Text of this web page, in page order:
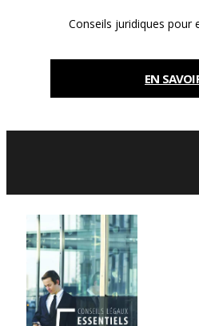
Conseils juridiques pour
EN